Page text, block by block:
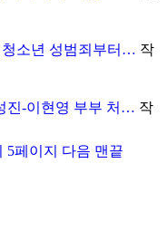
청소년 성범죄부터… 작
진-이현영 부부 처… 작
5페이지 다음 맨끝